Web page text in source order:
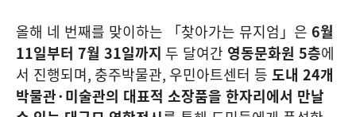
올해 네 번째를 맞이하는 「찾아가는 뮤지엄」은 6월
11일부터 7월 31일까지 두 달여간 영동문화원 5층에
서 진행되며, 충주박물관, 우민아트센터 등 도내 24개
박물관·미술관의 대표적 소장품을 한자리에서 만날